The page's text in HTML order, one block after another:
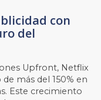
con
del
Upfront, Netflix
más del 150% en
Este crecimiento